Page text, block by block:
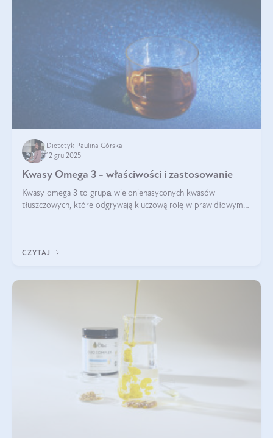
Dietetyk Paulina Górska
12 gru 2025
Kwasy Omega 3 - właściwości i zastosowanie
Kwasy omega 3 to grupа wielonienasyconych kwasów
tłuszczowych, które odgrywają kluczową rolę w prawidłowym
CZYTAJ